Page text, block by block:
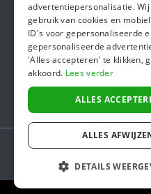
In de media
Veiligheid &
Algemene
Privacybeleid
Cookiebeleid
advertentiepersonalisatie.
gebruik van cookies en
ID's voor gepersonaliseerde
gepersonaliseerde
'Alles accepteren' te klikken,
akkoord. Lees verder
ALLES
ALLES
DETAILS